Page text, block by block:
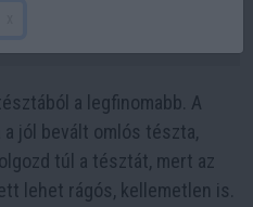
a legfinomabb. A
jól bevált omlós tészta,
túl a tésztát, mert az
lehet rágós, kellemetlen is.